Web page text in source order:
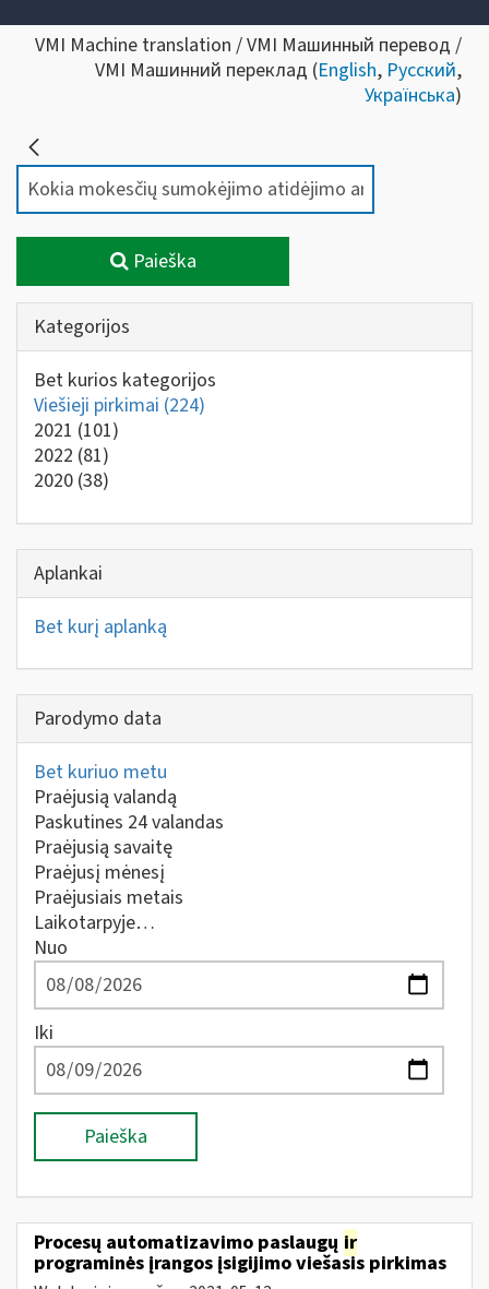
VMI Machine translation / VMI Машинный перевод /
VMI Машинний переклад (English, Русский,
Українська)
Paieška
Kategorijos
Bet kurios kategorijos
Viešieji pirkimai (224)
2021 (101)
2022 (81)
2020 (38)
Aplankai
Bet kurį aplanką
Parodymo data
Bet kuriuo metu
Praėjusią valandą
Paskutines 24 valandas
Praėjusią savaitę
Praėjusį mėnesį
Praėjusiais metais
Laikotarpyje…
Nuo
Iki
Paieška
Procesų automatizavimo paslaugų ir
programinės įrangos įsigijimo viešasis pirkimas